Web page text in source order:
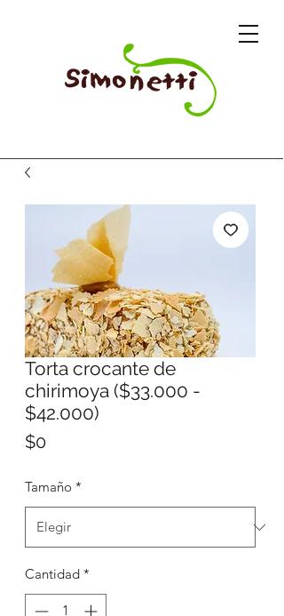
Torta crocante de
chirimoya ($33.000 -
$42.000)
$0Precio
Tamaño *
Cantidad *